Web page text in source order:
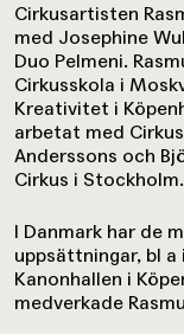
Cirkusartisten
med Josephine
Duo Pelmeni.
Cirkusskola i
Kreativitet i
arbetat med
Anderssons och
Cirkus i Stockholm.
I Danmark har de
uppsättningar, bl
Kanonhallen i
medverkade